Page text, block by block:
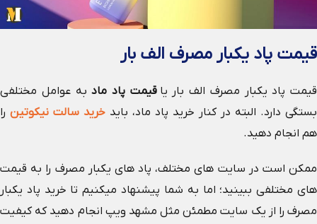
قیمت پاد یکبار مصرف الف بار
قیمت پاد یکبار مصرف الف بار یاقیمت پاد مادبه عوامل مختلفی
بستگی دارد. البته در کنار خرید پاد ماد، باید خرید سالت نیکوتین را
هم انجام دهید.
ممکن است در سایت های مختلف، پاد های یکبار مصرف را به قیمت
های مختلفی ببینید؛ اما به شما پیشنهاد میکنیم تا خرید پاد یکبار
مصرف را از یک سایت مطمئن مثل مشهد ویپ انجام دهید که کیفیت